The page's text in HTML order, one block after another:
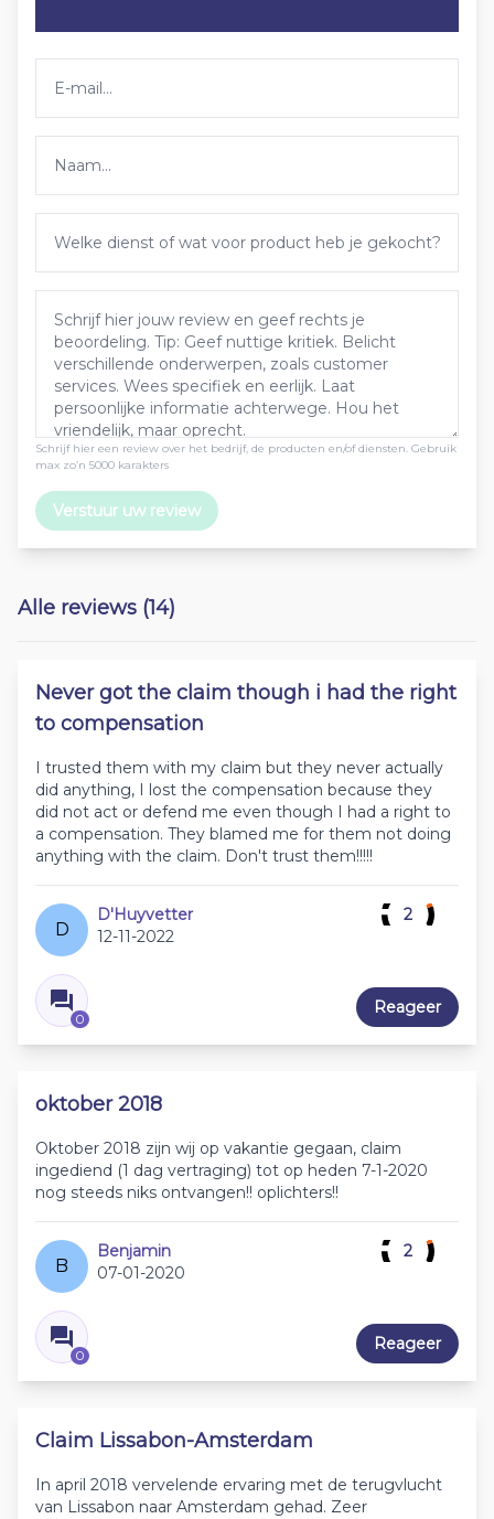
Schrijf hier een review over het bedrijf, de producten en/of diensten. Gebruik
max zo’n 5000 karakters
Verstuur uw review
Alle reviews (14)
Never got the claim though i had the right
to compensation
I trusted them with my claim but they never actually
did anything, I lost the compensation because they
did not act or defend me even though I had a right to
a compensation. They blamed me for them not doing
anything with the claim. Don't trust them!!!!!
D
D'Huyvetter
12-11-2022
0
2
Reageer
oktober 2018
Oktober 2018 zijn wij op vakantie gegaan, claim
ingediend (1 dag vertraging) tot op heden 7-1-2020
nog steeds niks ontvangen!! oplichters!!
B
Benjamin
07-01-2020
0
2
Reageer
Claim Lissabon-Amsterdam
In april 2018 vervelende ervaring met de terugvlucht
van Lissabon naar Amsterdam gehad. Zeer